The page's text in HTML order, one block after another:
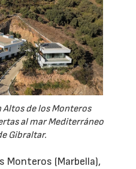
Altos de los Monteros
al mar Mediterráneo
Gibraltar.
Monteros (Marbella),